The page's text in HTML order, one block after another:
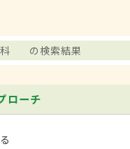
の検索結果
ローチ